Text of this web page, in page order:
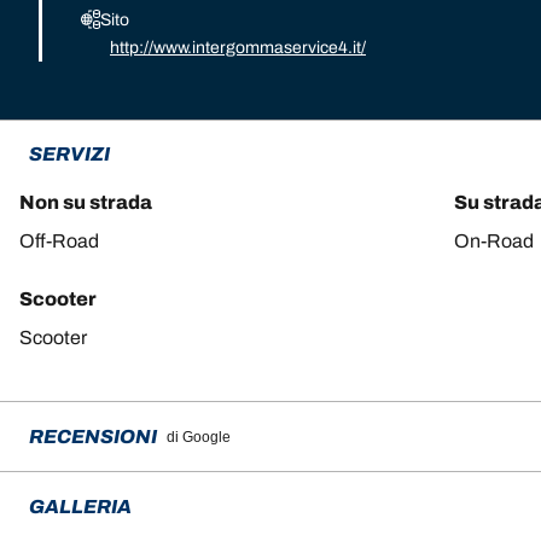
Sito
http://www.intergommaservice4.it/
SERVIZI
Non su strada
Off-Road
Su
On-Road
Scooter
Scooter
RECENSIONI di Google
GALLERIA